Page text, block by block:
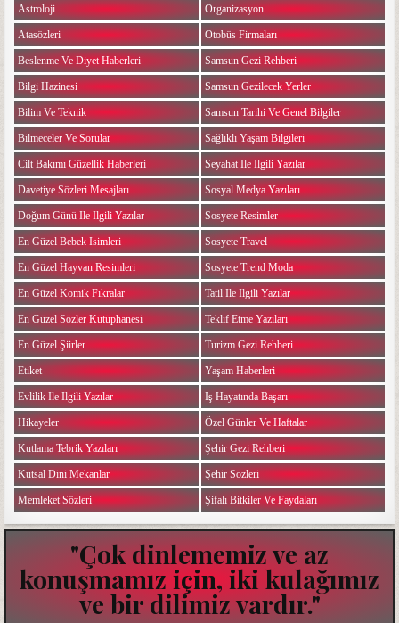
Astroloji
Atasözleri
Beslenme Ve Diyet Haberleri
Bilgi Hazinesi
Bilim Ve Teknik
Bilmeceler Ve Sorular
Cilt Bakımı Güzellik Haberleri
Davetiye Sözleri Mesajları
Doğum Günü Ile Ilgili Yazılar
En Güzel Bebek Isimleri
En Güzel Hayvan Resimleri
En Güzel Komik Fıkralar
En Güzel Sözler Kütüphanesi
En Güzel Şiirler
Etiket
Evlilik Ile Ilgili Yazılar
Hikayeler
Kutlama Tebrik Yazıları
Kutsal Dini Mekanlar
Memleket Sözleri
Organizasyon
Otobüs Firmaları
Samsun Gezi Rehberi
Samsun Gezilecek Yerler
Samsun Tarihi Ve Genel Bilgiler
Sağlıklı Yaşam Bilgileri
Seyahat Ile Ilgili Yazılar
Sosyal Medya Yazıları
Sosyete Resimler
Sosyete Travel
Sosyete Trend Moda
Tatil Ile Ilgili Yazılar
Teklif Etme Yazıları
Turizm Gezi Rehberi
Yaşam Haberleri
Iş Hayatında Başarı
Özel Günler Ve Haftalar
Şehir Gezi Rehberi
Şehir Sözleri
Şifalı Bitkiler Ve Faydaları
"Çok dinlememiz ve az
konuşmamız için, iki kulağımız
ve bir dilimiz vardır."